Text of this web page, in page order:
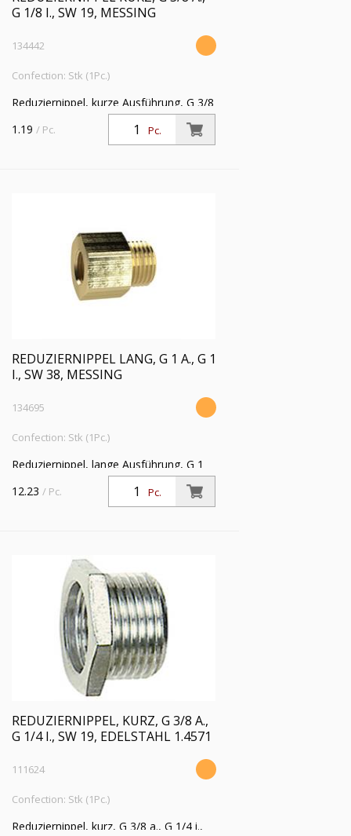
G 1/8 I., SW 19, MESSING
134442
Confection: Stk (1Pc.)
Reduziernippel, kurze Ausführung, G 3/8
a., G 1/8 i., SW 19, Messing,
Arbeitsdruck max. 25 bar, Betriebstemp.
Pc.
1.19 / Pc.
REDUZIERNIPPEL LANG, G 1 A., G 1
I., SW 38, MESSING
134695
Confection: Stk (1Pc.)
Reduziernippel, lange Ausführung, G 1
a., G 1 i., SW 38, Messing, Arbeitsdruck
max. 25 bar, Betriebstemp. max. 150 °C
Pc.
12.23 / Pc.
REDUZIERNIPPEL, KURZ, G 3/8 A.,
G 1/4 I., SW 19, EDELSTAHL 1.4571
111624
Confection: Stk (1Pc.)
Reduziernippel, kurz, G 3/8 a., G 1/4 i.,